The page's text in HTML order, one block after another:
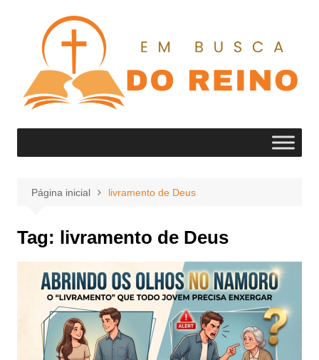
conteúdo
Página inicial livramento de Deus
Tag: livramento de Deus